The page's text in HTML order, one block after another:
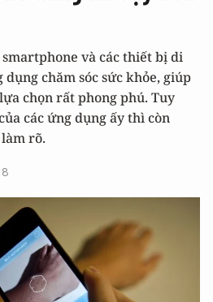
và các thiết bị di
chăm sóc sức khỏe, giúp
chọn rất phong phú. Tuy
các ứng dụng ấy thì còn
rõ.